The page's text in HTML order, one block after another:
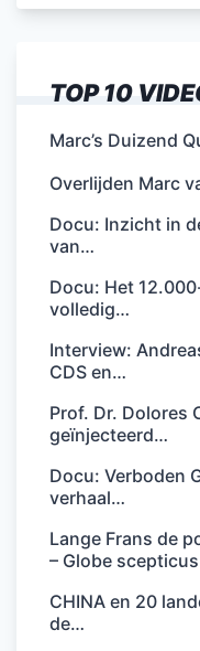
TOP 10
Marc’s Duizend
Overlijden Marc
Docu: Inzicht in
van…
Docu: Het
volledig…
Interview:
CDS en…
Prof. Dr. Dolores
geïnjecteerd…
Docu: Verboden
verhaal…
Lange Frans de
– Globe scepticus
CHINA en 20
de…